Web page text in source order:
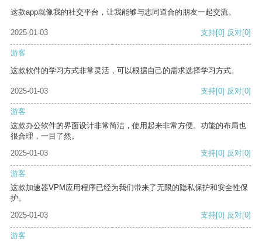
这款app就像我的社交平台，让我能够与志同道合的朋友一起交流。
2025-01-03 支持[0] 反对[0]
游客
这款软件的学习方式非常灵活，可以根据自己的需求选择学习方式。
2025-01-03 支持[0] 反对[0]
游客
这款办公软件的界面设计非常简洁，使用起来非常方便。功能的布局也
很合理，一目了然。
2025-01-03
支持[0] 反对[0]
游客
这款加速器VPM应用程序已经为我们带来了无限的隐私保护和安全性保
护。
2025-01-03
支持[0] 反对[0]
游客